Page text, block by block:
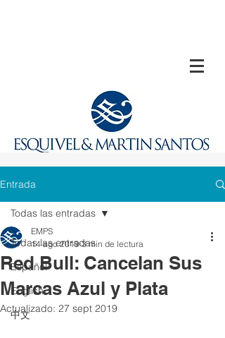
Entrada
Todas las entradas
Español
English
中文
Todas las entradas
Red Bull: Cancelan Sus
Marcas Azul y Plata
EMPS
14 ago 2019 3 min de lectura
Actualizado: 27 sept 2019